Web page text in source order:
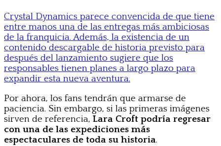
Crystal Dynamics parece convencida de que tiene
entre manos una de las entregas más ambiciosas
de la franquicia. Además, la existencia de un
contenido descargable de historia previsto para
después del lanzamiento sugiere que los
responsables tienen planes a largo plazo para
expandir esta nueva aventura.
Por ahora, los fans tendrán que armarse de
paciencia. Sin embargo, si las primeras imágenes
sirven de referencia, Lara Croft podría regresar
con una de las expediciones más
espectaculares de toda su historia.